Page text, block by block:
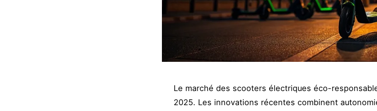
Le marché des scooters électriques éco-
2025. Les innovations récentes combinent